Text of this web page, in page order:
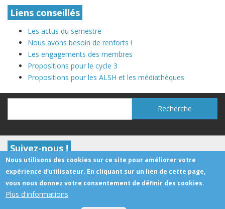
Liens conseillés
Les actus du semestre
Nous avons besoin de renforts !
Les engagements des membres
Propositions pour le cycle 3
Propositions pour les ALSH et les médiathèques
Suivez-nous !
Contact Facebook Youtube RSS
Nous utilisons des cookies sur ce site pour améliorer votre
expérience d'utilisateur. En cliquant sur un lien de cette page,
vous nous donnez votre consentement de définir des cookies.
Plus d'informations